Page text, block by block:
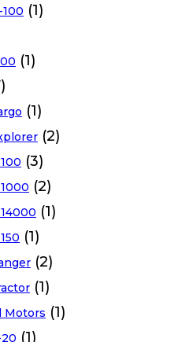
100 (1)
(1)
(1)
(2)
(3)
(2)
(1)
(1)
(2)
(1)
Motors (1)
(1)